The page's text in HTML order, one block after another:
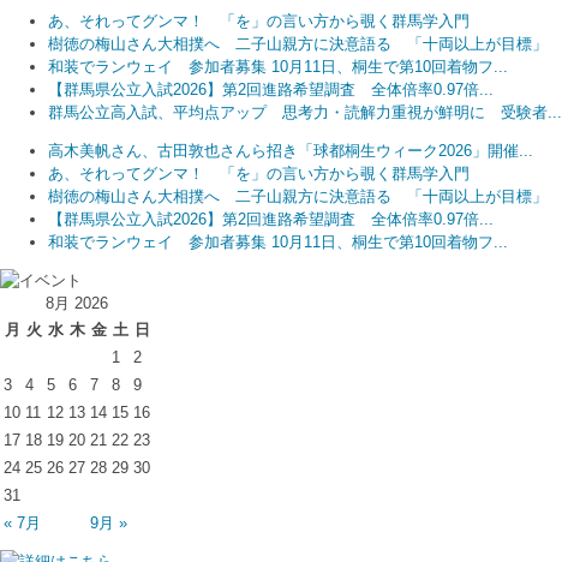
あ、それってグンマ！ 「を」の言い方から覗く群馬学入門
樹徳の梅山さん大相撲へ 二子山親方に決意語る 「十両以上が目標」
和装でランウェイ 参加者募集 10月11日、桐生で第10回着物フ...
【群馬県公立入試2026】第2回進路希望調査 全体倍率0.97倍...
群馬公立高入試、平均点アップ 思考力・読解力重視が鮮明に 受験者...
高木美帆さん、古田敦也さんら招き「球都桐生ウィーク2026」開催...
あ、それってグンマ！ 「を」の言い方から覗く群馬学入門
樹徳の梅山さん大相撲へ 二子山親方に決意語る 「十両以上が目標」
【群馬県公立入試2026】第2回進路希望調査 全体倍率0.97倍...
和装でランウェイ 参加者募集 10月11日、桐生で第10回着物フ...
8月 2026
月 火 水 木 金 土 日
1
2
3
4 5 6 7 8
9
10 11 12 13 14 15 16
17 18 19 20 21 22 23
24 25 26 27 28 29 30
31
« 7月
9月 »